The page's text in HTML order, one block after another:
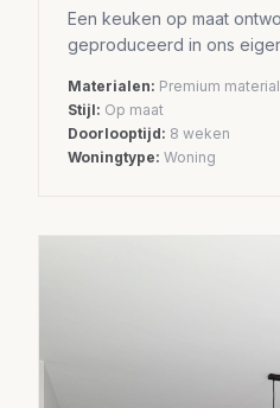
Een keuken op maat
geproduceerd in ons
Materialen: Premium
Stijl: Op maat
Doorlooptijd: 8 weken
Woningtype: Woning